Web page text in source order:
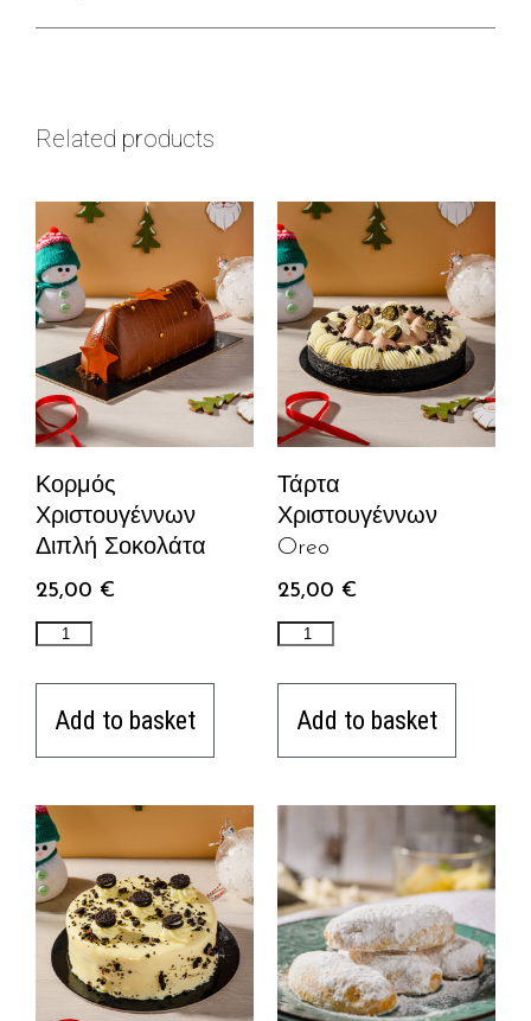
Related products
Κορμός
Χριστουγέννων
Διπλή Σοκολάτα
25,00 €
Add to basket
Τάρτα
Χριστουγέννων
Oreo
25,00 €
Add to basket